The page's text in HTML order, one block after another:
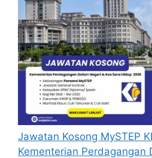
Jawatan Kosong MySTEP
Kementerian Perdagangan